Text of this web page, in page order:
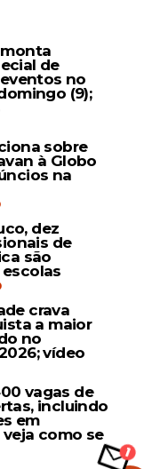
monta
de
no
(9);
sobre
à Globo
na
dez
de
são
crava
a maior
no
vídeo
vagas de
incluindo
em
como se